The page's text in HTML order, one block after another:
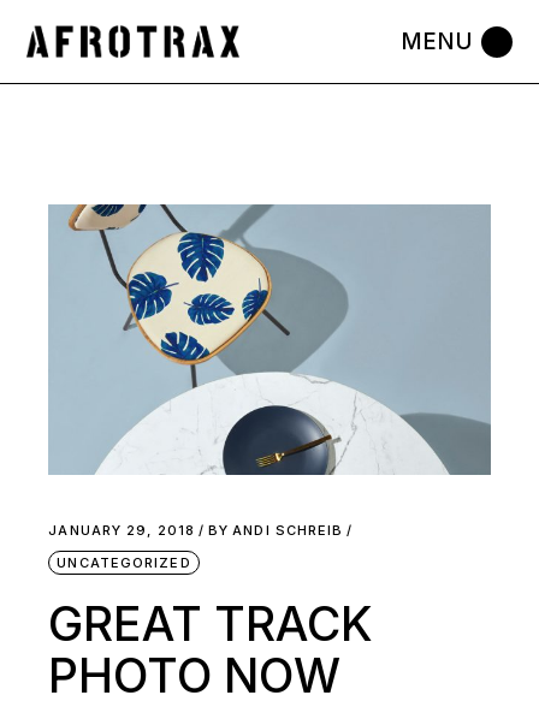
JANUARY 29, 2018 BY ANDI SCHREIB
UNCATEGORIZED
GREAT TRACK
PHOTO NOW